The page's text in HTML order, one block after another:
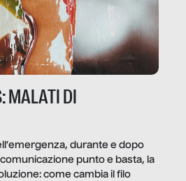
MALATI DI
durante e dopo
comunicazione punto e basta, la
come cambia il filo